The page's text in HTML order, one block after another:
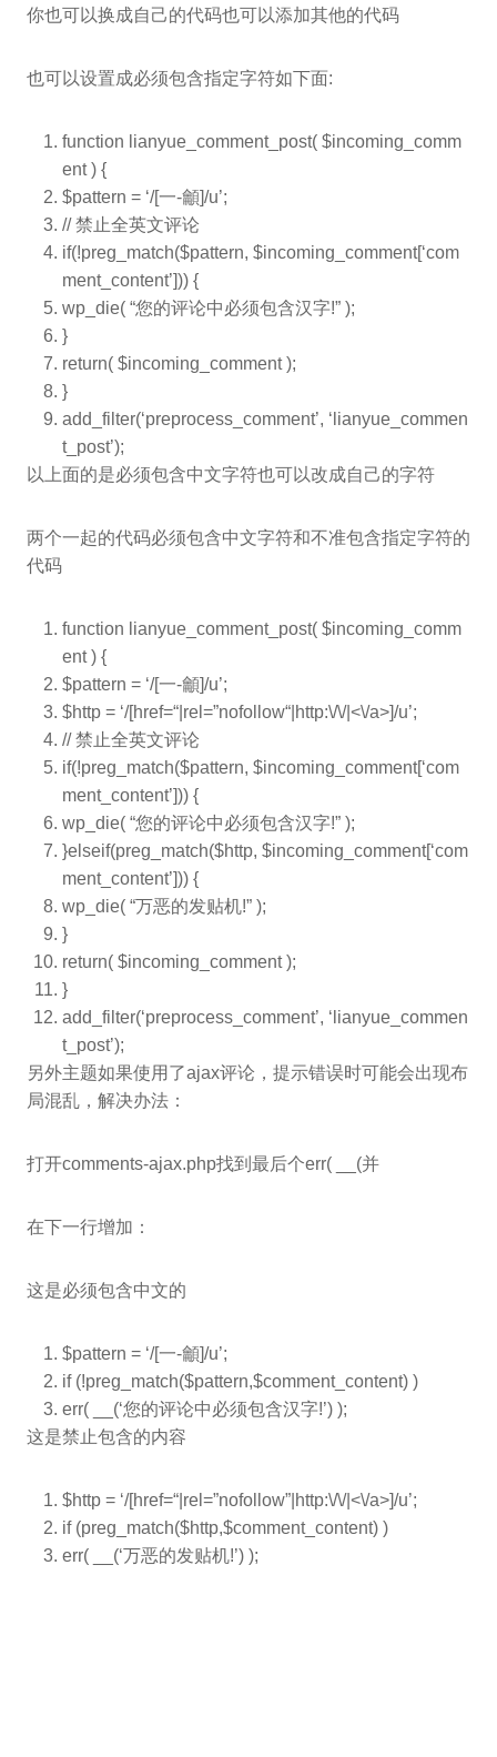
你也可以换成自己的代码也可以添加其他的代码
也可以设置成必须包含指定字符如下面:
function lianyue_comment_post( $incoming_comm
ent) {
$pattern = ‘/[一-龥]/u’;
// 禁止全英文评论
if(!preg_match($pattern, $incoming_comment[‘com
ment_content’])) {
wp_die( “您的评论中必须包含汉字!” );
}
return( $incoming_comment);
}
add_filter(‘preprocess_comment’, ‘lianyue_commen
t_post’);
以上面的是必须包含中文字符也可以改成自己的字符
两个一起的代码必须包含中文字符和不准包含指定字符的
代码
function lianyue_comment_post( $incoming_comm
ent) {
$pattern = ‘/[一-龥]/u’;
$http = ‘/[href=“|rel=”nofollow“|http:\/\/|<\/a>]/u’;
// 禁止全英文评论
if(!preg_match($pattern, $incoming_comment[‘com
ment_content’])) {
wp_die( “您的评论中必须包含汉字!” );
}elseif(preg_match($http, $incoming_comment[‘com
ment_content’])) {
wp_die( “万恶的发贴机!” );
}
return( $incoming_comment);
}
add_filter(‘preprocess_comment’, ‘lianyue_commen
t_post’);
另外主题如果使用了ajax评论，提示错误时可能会出现布
局混乱，解决办法：
打开comments-ajax.php找到最后个err( __(并
在下一行增加：
这是必须包含中文的
$pattern = ‘/[一-龥]/u’;
if(!preg_match($pattern,$comment_content) )
err( __(‘您的评论中必须包含汉字!’) );
这是禁止包含的内容
$http = ‘/[href=“|rel=”nofollow”|http:\/\/|<\/a>]/u’;
if(preg_match($http,$comment_content) )
err( __(‘万恶的发贴机!’) );